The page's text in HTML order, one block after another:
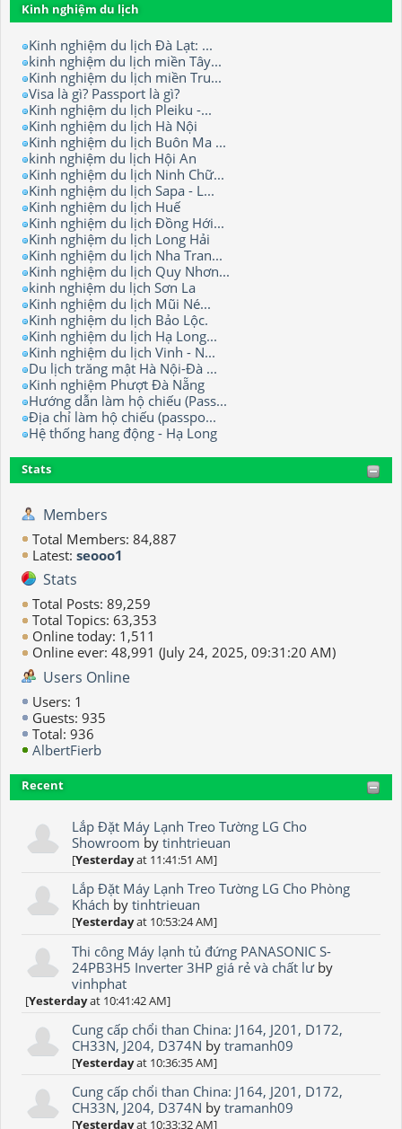
Kinh nghiệm du lịch
Kinh nghiệm du lịch Đà Lạt: ...
kinh nghiệm du lịch miền Tây...
Kinh nghiệm du lịch miền Tru...
Visa là gì? Passport là gì?
Kinh nghiệm du lịch Pleiku -...
Kinh nghiệm du lịch Hà Nội
Kinh nghiệm du lịch Buôn Ma ...
kinh nghiệm du lịch Hội An
Kinh nghiệm du lịch Ninh Chữ...
Kinh nghiệm du lịch Sapa - L...
Kinh nghiệm du lịch Huế
Kinh nghiệm du lịch Đồng Hới...
Kinh nghiệm du lịch Long Hải
Kinh nghiệm du lịch Nha Tran...
Kinh nghiệm du lịch Quy Nhơn...
kinh nghiệm du lịch Sơn La
Kinh nghiệm du lịch Mũi Né...
Kinh nghiệm du lịch Bảo Lộc.
Kinh nghiệm du lịch Hạ Long...
Kinh nghiệm du lịch Vinh - N...
Du lịch trăng mật Hà Nội-Đà ...
Kinh nghiệm Phượt Đà Nẵng
Hướng dẫn làm hộ chiếu (Pass...
Địa chỉ làm hộ chiếu (passpo...
Hệ thống hang động - Hạ Long
Stats
Members
Total Members: 84,887
Latest: seooo1
Stats
Total Posts: 89,259
Total Topics: 63,353
Online today: 1,511
Online ever: 48,991 (July 24, 2025, 09:31:20 AM)
Users Online
Users: 1
Guests: 935
Total: 936
AlbertFierb
Recent
Lắp Đặt Máy Lạnh Treo Tường LG Cho
Showroom bytinhtrieuan
[Yesterdayat 11:41:51 AM]
Lắp Đặt Máy Lạnh Treo Tường LG Cho Phòng
Khách bytinhtrieuan
[Yesterdayat 10:53:24 AM]
Thi công Máy lạnh tủ đứng PANASONIC S-
24PB3H5 Inverter 3HP giá rẻ và chất lưby
vinhphat
[Yesterdayat 10:41:42 AM]
Cung cấp chổi than China: J164, J201, D172,
CH33N, J204, D374N bytramanh09
[Yesterdayat 10:36:35 AM]
Cung cấp chổi than China: J164, J201, D172,
CH33N, J204, D374N bytramanh09
[Yesterdayat 10:33:32 AM]